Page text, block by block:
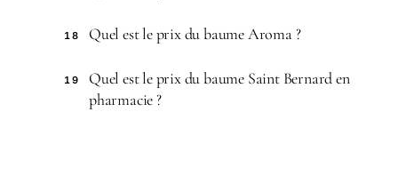
18 Quel est le prix du baume Aroma ?
19
Quel est le prix du baume Saint Bernard en
pharmacie ?